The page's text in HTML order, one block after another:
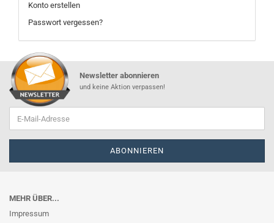
Konto erstellen
Passwort vergessen?
Newsletter abonnieren
und keine Aktion verpassen!
MEHR ÜBER...
Impressum